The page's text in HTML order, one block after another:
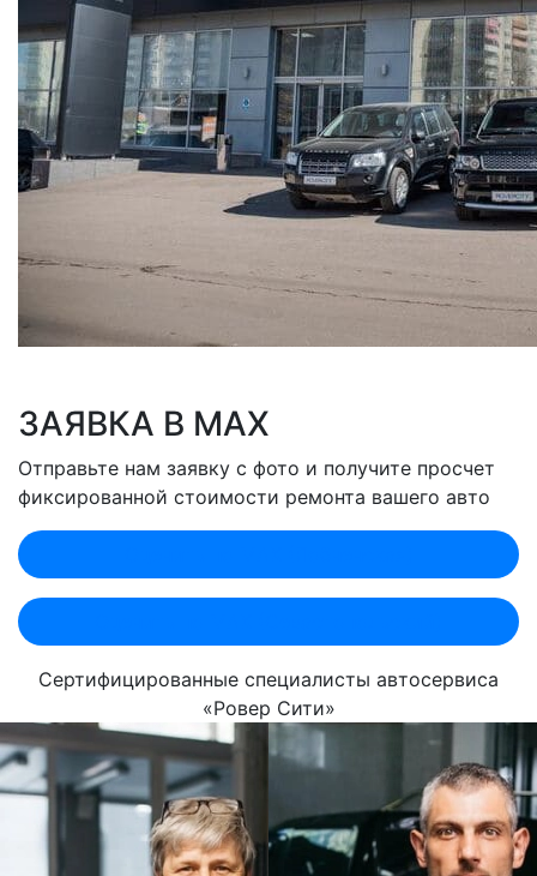
ЗАЯВКА В MAX
Отправьте нам заявку с фото и получите просчет
фиксированной стоимости ремонта вашего авто
Сертифицированные специалисты автосервиса
«Ровер Сити»